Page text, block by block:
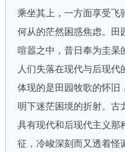
乘坐其上，一方面享受飞
何从的茫然困惑焦虑。田
喧嚣之中，昔日奉为圭杲
人们失落在现代与后现
体现的是田园牧歌的怀旧
明下迷茫困境的折射。古
具有现代和后现代主义那
征，冷峻深刻而又透着怪